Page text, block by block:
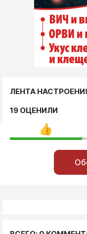
ЛЕНТА
19 ОЦЕНИЛИ